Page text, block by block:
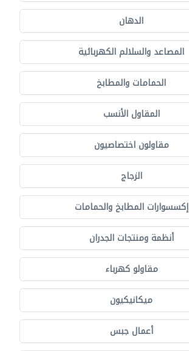
الدهان
المصاعد والسلالم الكهربائية
الحمامات والمطابخ
المقاول الأنسب
مقاولون اختصاصيون
الزجاج
إكسسوارات المطابخ والحمامات
أنظمة ومنتجات الجدران
مقاولو كهرباء
ميكانيكيون
أعمال جبس